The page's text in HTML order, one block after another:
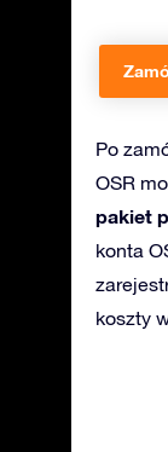
Po
OSR
pakiet
konta
koszty